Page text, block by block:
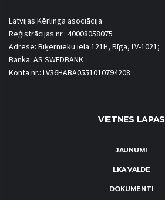
Latvijas Kērlinga asociācija
Reģistrācijas nr.: 40008058075
Adrese: Biķernieku iela 121H, Rīga, LV-1021;
Banka: AS SWEDBANK
Konta nr.: LV36HABA0551010794208
VIETNES LAPAS
JAUNUMI
LKA VALDE
DOKUMENTI